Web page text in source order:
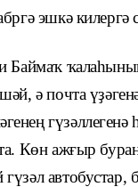
эшкә килергә
Баймаҡ
ә почта
гүзәллегенә
Көн ажғыр
автобустар,